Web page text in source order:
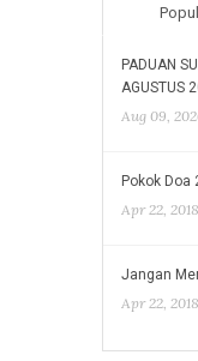
PADUAN
AGUSTUS
Aug 09,
Pokok Doa
Apr 22, 2018
Jangan
Apr 22, 2018